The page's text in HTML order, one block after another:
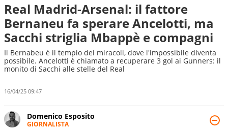
Real Madrid-Arsenal: il fattore
Bernaneu fa sperare Ancelotti, ma
Sacchi striglia Mbappè e compagni
Il Bernabeu è il tempio dei miracoli, dove l'impossibile diventa
possibile. Ancelotti è chiamato a recuperare 3 gol ai Gunners: il
monito di Sacchi alle stelle del Real
16/04/25 09:47
Domenico Esposito
GIORNALISTA